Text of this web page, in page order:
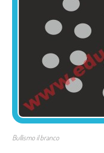
Bullismo il branco